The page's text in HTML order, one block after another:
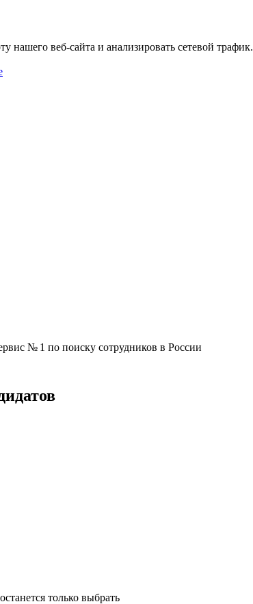
веб-сайта и анализировать сетевой трафик.
№ 1 по поиску сотрудников в России
только выбрать